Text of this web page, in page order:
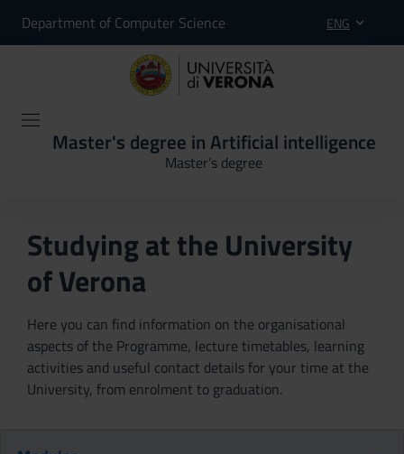
Department of Computer Science ENG
Master's degree in Artificial intelligence
Master’s degree
Studying at the University
of Verona
Here you can find information on the organisational
aspects of the Programme, lecture timetables, learning
activities and useful contact details for your time at the
University, from enrolment to graduation.